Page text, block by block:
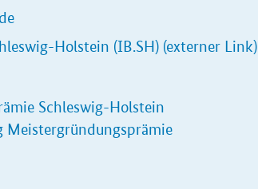
Holstein (IB.SH) (externer Link)
Schleswig-Holstein
Meistergründungsprämie